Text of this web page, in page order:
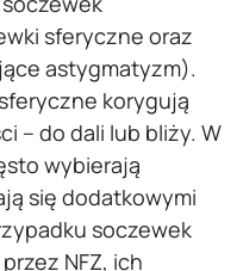
sferyczne oraz
astygmatyzm).
korygują
– do dali lub bliży. W
wybierają
się dodatkowymi
soczewek
NFZ, ich